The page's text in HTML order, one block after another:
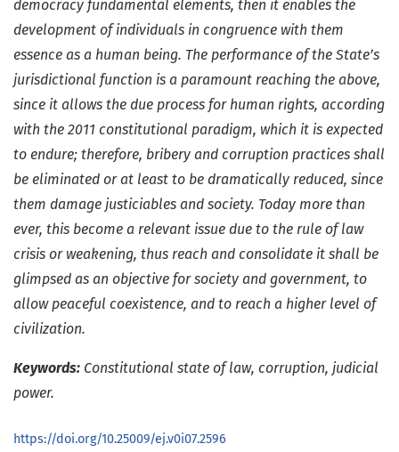
democracy fundamental elements, then it enables the
development of individuals in congruence with them
essence as a human being. The performance of the State’s
jurisdictional function is a paramount reaching the above,
since it allows the due process for human rights, according
with the 2011 constitutional paradigm, which it is expected
to endure; therefore, bribery and corruption practices shall
be eliminated or at least to be dramatically reduced, since
them damage justiciables and society. Today more than
ever, this become a relevant issue due to the rule of law
crisis or weakening, thus reach and consolidate it shall be
glimpsed as an objective for society and government, to
allow peaceful coexistence, and to reach a higher level of
civilization.
Keywords: Constitutional state of law, corruption, judicial
power.
https://doi.org/10.25009/ej.v0i07.2596